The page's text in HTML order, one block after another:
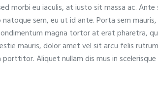
morbi eu iaculis, at iusto sit massa ac.
sem, eu ut id ante. Porta sem
magna tortor at erat pharetra,
mauris, dolor amet vel sit arcu felis
Aliquet nullam dis mus in